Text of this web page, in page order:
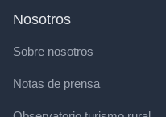
Nosotros
Sobre nosotros
Notas de prensa